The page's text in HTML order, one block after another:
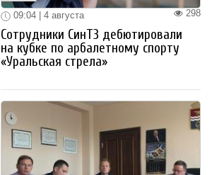
298
09:04 | 4 августа
Сотрудники СинТЗ дебютировали
на кубке по арбалетному спорту
«Уральская стрела»